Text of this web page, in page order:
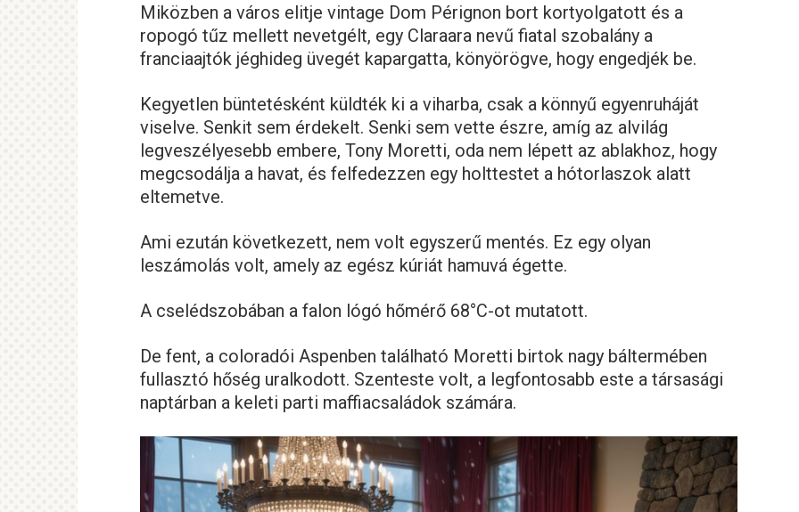
Miközben a város elitje vintage Dom Pérignon bort kortyolgatott és a
ropogó tűz mellett nevetgélt, egy Claraara nevű fiatal szobalány a
franciaajtók jéghideg üvegét kapargatta, könyörögve, hogy engedjék be.
Kegyetlen büntetésként küldték ki a viharba, csak a könnyű egyenruháját
viselve. Senkit sem érdekelt. Senki sem vette észre, amíg az alvilág
legveszélyesebb embere, Tony Moretti, oda nem lépett az ablakhoz, hogy
megcsodálja a havat, és felfedezzen egy holttestet a hótorlaszok alatt
eltemetve.
Ami ezután következett, nem volt egyszerű mentés. Ez egy olyan
leszámolás volt, amely az egész kúriát hamuvá égette.
A cselédszobában a falon lógó hőmérő 68°C-ot mutatott.
De fent, a coloradói Aspenben található Moretti birtok nagy báltermében
fullasztó hőség uralkodott. Szenteste volt, a legfontosabb este a társasági
naptárban a keleti parti maffiacsaládok számára.